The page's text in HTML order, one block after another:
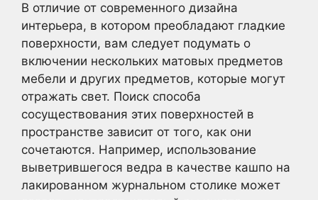
В отличие от современного дизайна
интерьера, в котором преобладают гладкие
поверхности, вам следует подумать о
включении нескольких матовых предметов
мебели и других предметов, которые могут
отражать свет. Поиск способа
сосуществования этих поверхностей в
пространстве зависит от того, как они
сочетаются. Например, использование
выветрившегося ведра в качестве кашпо на
лакированном журнальном столике может